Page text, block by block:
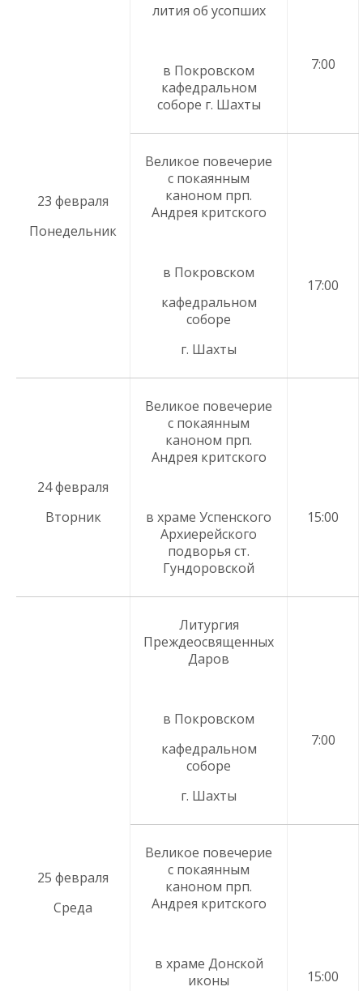
23 февраля
Понедельник
лития об усопших
в Покровском
кафедральном
соборе г. Шахты
7:00
Великое повечерие
с покаянным
каноном прп.
Андрея критского
в Покровском
кафедральном
соборе
г. Шахты
17:00
24 февраля
Вторник
Великое повечерие
с покаянным
каноном прп.
Андрея критского
в храме Успенского
Архиерейского
подворья ст.
Гундоровской
15:00
25 февраля
Среда
Литургия
Преждеосвященных
Даров
в Покровском
кафедральном
соборе
г. Шахты
7:00
Великое повечерие
с покаянным
каноном прп.
Андрея критского
в храме Донской
иконы
15:00